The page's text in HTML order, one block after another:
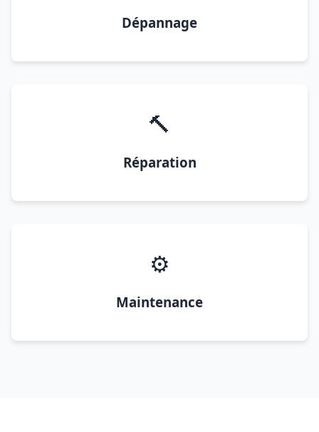
Dépannage
🔨
Réparation
⚙️
Maintenance